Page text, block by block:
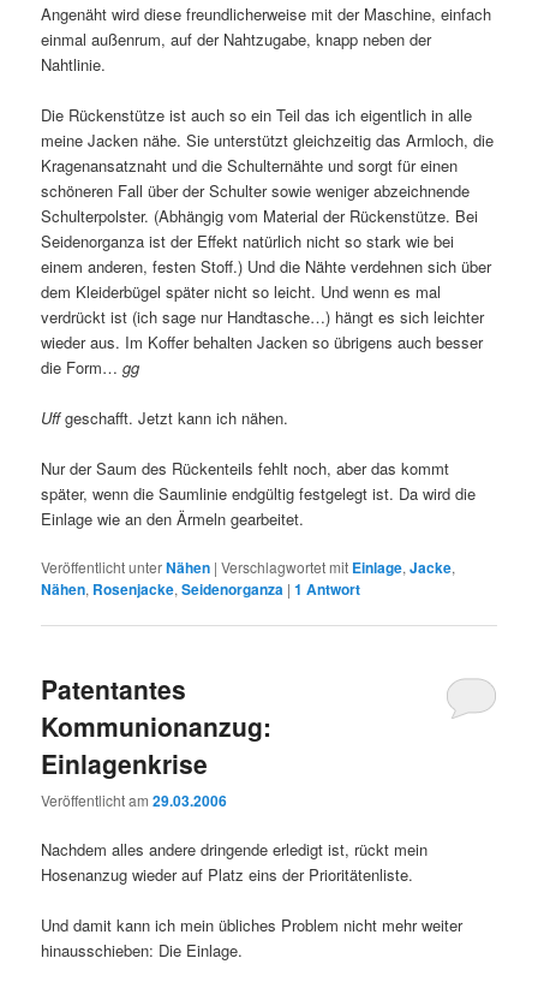
Angenäht wird diese freundlicherweise mit der Maschine, einfach
einmal außenrum, auf der Nahtzugabe, knapp neben der
Nahtlinie.
Die Rückenstütze ist auch so ein Teil das ich eigentlich in alle
meine Jacken nähe. Sie unterstützt gleichzeitig das Armloch, die
Kragenansatznaht und die Schulternähte und sorgt für einen
schöneren Fall über der Schulter sowie weniger abzeichnende
Schulterpolster. (Abhängig vom Material der Rückenstütze. Bei
Seidenorganza ist der Effekt natürlich nicht so stark wie bei
einem anderen, festen Stoff.) Und die Nähte verdehnen sich über
dem Kleiderbügel später nicht so leicht. Und wenn es mal
verdrückt ist (ich sage nur Handtasche…) hängt es sich leichter
wieder aus. Im Koffer behalten Jacken so übrigens auch besser
die Form…gg
Uffgeschafft. Jetzt kann ich nähen.
Nur der Saum des Rückenteils fehlt noch, aber das kommt
später, wenn die Saumlinie endgültig festgelegt ist. Da wird die
Einlage wie an den Ärmeln gearbeitet.
Veröffentlicht unterNähen |Verschlagwortet mit Einlage,Jacke,
Nähen, Rosenjacke,Seidenorganza |1 Antwort
Patentantes
Kommunionanzug:
Einlagenkrise
Veröffentlicht am29.03.2006
Nachdem alles andere dringende erledigt ist, rückt mein
Hosenanzug wieder auf Platz eins der Prioritätenliste.
Und damit kann ich mein übliches Problem nicht mehr weiter
hinausschieben: Die Einlage.